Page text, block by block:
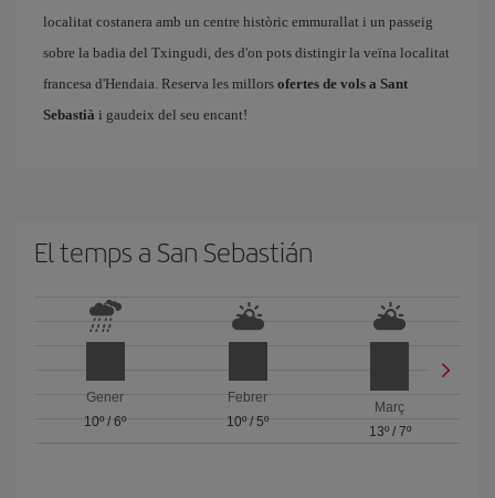
localitat costanera amb un centre històric emmurallat i un passeig
sobre la badia del Txingudi, des d'on pots distingir la veïna localitat
francesa d'Hendaia. Reserva les millors ofertes de vols a Sant
Sebastià i gaudeix del seu encant!
El temps a San Sebastián
Gener
10º/6º
Febrer
10º/ 5º
Març
13º/ 7º